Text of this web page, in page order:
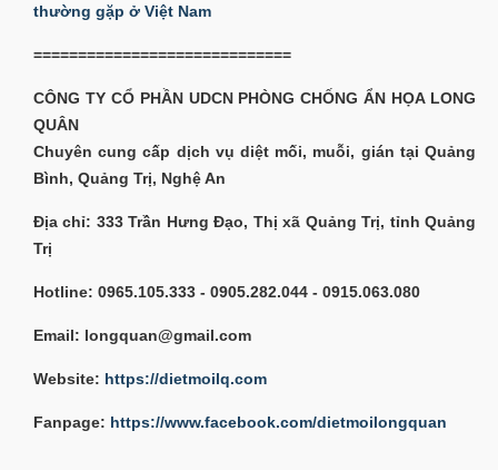
thường gặp ở Việt Nam
=============================
CÔNG TY CỔ PHẦN UDCN PHÒNG CHỐNG ẨN HỌA LONG
QUÂN
Chuyên cung cấp dịch vụ diệt mối, muỗi, gián tại Quảng
Bình, Quảng Trị, Nghệ An
Địa chỉ: 333 Trần Hưng Đạo, Thị xã Quảng Trị, tỉnh Quảng
Trị
Hotline: 0965.105.333 - 0905.282.044 - 0915.063.080
Email: longquan@gmail.com
Website: https://dietmoilq.com
Fanpage: https://www.facebook.com/dietmoilongquan